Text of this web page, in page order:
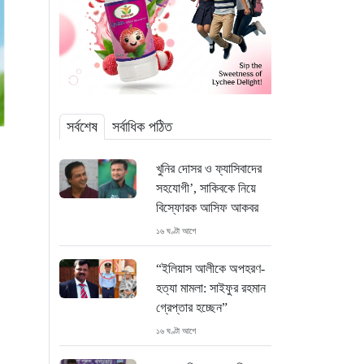
সর্বশেষ সর্বাধিক পঠিত
খুনির দোসর ও ফ্যাসিবাদের
সহযোগী’, সাকিবকে নিয়ে
বিস্ফোরক আসিফ আকবর
১৬ ঘণ্টা আগে
“ইলিয়াস আলীকে অপহরণ-
হত্যা মামলা: সাইফুর রহমান
গ্রেপ্তার হচ্ছেন”
১৬ ঘণ্টা আগে